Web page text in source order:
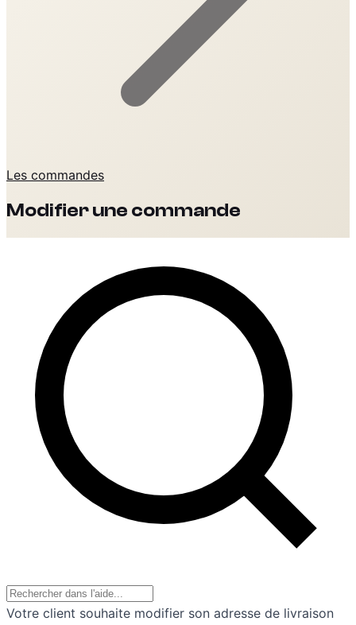
Les commandes
Modifier une commande
Votre client souhaite modifier son adresse de livraison